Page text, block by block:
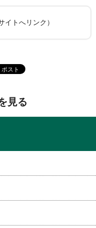
イトへリンク）
見る